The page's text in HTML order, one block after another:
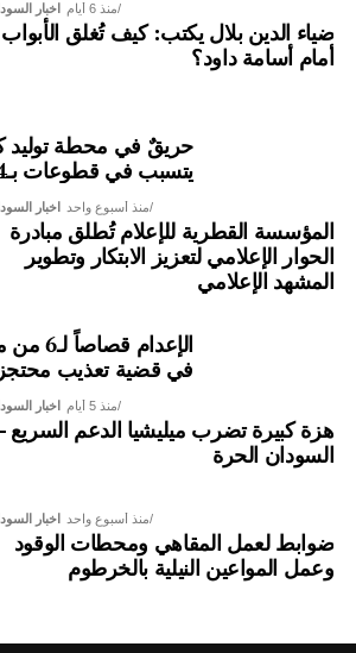
اخبار منذ 6 أيام
ضياء الدين بلال يكتب: كيف تُغلق الأبواب
أمام أسامة داود؟
حريقٌ في محطة توليد
يتسبب في قطوعات بـ4 ولايات
اخبار منذ أسبوع واحد
المؤسسة القطرية للإعلام تُطلق مبادرة
الحوار الإعلامي لتعزيز الابتكار وتطوير
المشهد الإعلامي
في قضية تعذيب
اخبار منذ 5 أيام
هزة كبيرة تضرب ميليشيا الدعم السريع
السودان الحرة
اخبار منذ أسبوع واحد
ضوابط لعمل المقاهي ومحطات الوقود
وعمل المواعين النيلية بالخرطوم